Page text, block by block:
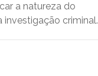
a natureza do
criminal.